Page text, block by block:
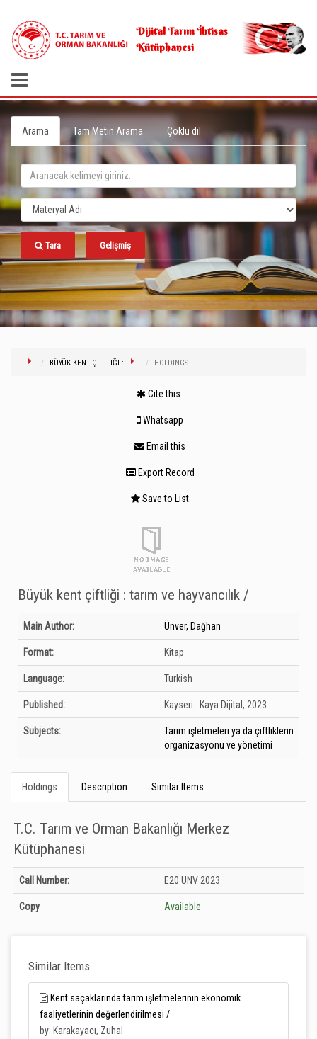
Dijital Tarım İhtisas
Kütüphanesi
Arama Tam Metin Arama Çoklu dil
Tara Gelişmiş
BÜYÜK KENT ÇIFTLIĞI : HOLDINGS
Cite this
Whatsapp
Email this
Export Record
Save to List
Büyük kent çiftliği : tarım ve hayvancılık /
Bibliographic Details
Main Author: Ünver, Dağhan
Format: Kitap
Language: Turkish
Published: Kayseri : Kaya Dijital, 2023.
Subjects:
Tarım işletmeleri ya da çiftliklerin
organizasyonu ve yönetimi
Holdings Description Similar Items
T.C. Tarım ve Orman Bakanlığı Merkez
Kütüphanesi
Holdings details from T.C. Tarım ve Orman Bakanlığı Merkez Kütüphanesi:
Unknown
Call Number: E20 ÜNV 2023
Copy Available
Similar Items
Kent saçaklarında tarım işletmelerinin ekonomik
faaliyetlerinin değerlendirilmesi /
by: Karakayacı, Zuhal